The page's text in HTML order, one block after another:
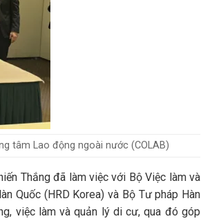
tâm Lao động ngoài nước (COLAB)
Thắng đã làm việc với Bộ Việc làm và
Quốc (HRD Korea) và Bộ Tư pháp Hàn
việc làm và quản lý di cư, qua đó góp